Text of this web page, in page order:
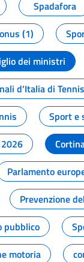
Spadafora
(1)
dei ministri
d'Italia di
Sport e
Parlamento
Prevenzione
pubblico
motoria